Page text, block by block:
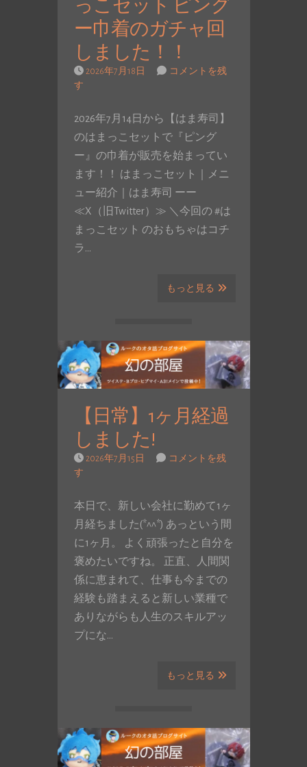
っこセット ピング
ー巾着のガチャ回
しました！！
2026年7月18日
コメントを残
す
2026年7月14日から【はま寿司】
のはまっこセットで『ピング
ー』の巾着が販売を始まってい
ます！！ はまっこセット｜メニ
ュー紹介｜はま寿司 ーー
≪X（旧Twitter）≫ ＼今回の #は
まっこセット のおもちゃはコチ
ラ…
もっと見る
【日常】1ヶ月経過
しました!
2026年7月15日
コメントを残
す
本日で、新しい会社に勤めて1ヶ
月経ちました(*^^*) あっという間
に1ヶ月。 よく頑張ったと自分を
褒めたいですね。 正直、人間関
係に恵まれて、仕事も今までの
経験も踏まえると新しい業種で
ありながらも人生のスキルアッ
プにな…
もっと見る